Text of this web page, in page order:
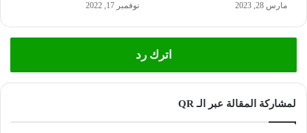
مارس 28, 2023 نوفمبر 17, 2022
اترك رد
لمشاركة المقالة عبر الـ QR